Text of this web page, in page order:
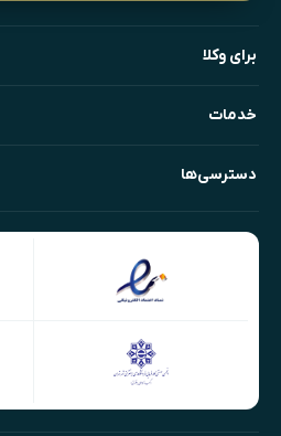
برای وکلا
خدمات
دسترسی‌ها